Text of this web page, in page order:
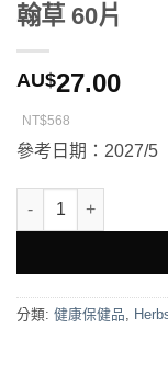
翰草 60片
AU$27.00
NT$568
參考日期：2027/5
Herbs of Gold St
分類: 健康保健品